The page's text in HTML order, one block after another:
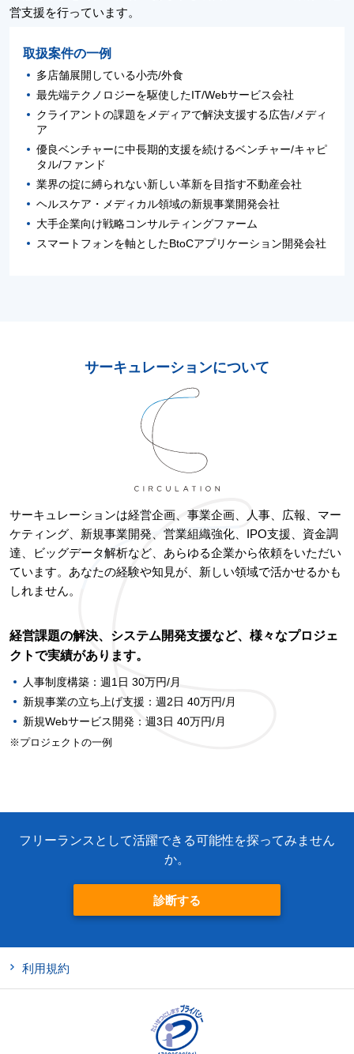
営支援を行っています。
取扱案件の一例
多店舗展開している小売/外食
最先端テクノロジーを駆使したIT/Webサービス会社
クライアントの課題をメディアで解決支援する広告/メディ
ア
優良ベンチャーに中長期的支援を続けるベンチャー/キャピ
タル/ファンド
業界の掟に縛られない新しい革新を目指す不動産会社
ヘルスケア・メディカル領域の新規事業開発会社
大手企業向け戦略コンサルティングファーム
スマートフォンを軸としたBtoCアプリケーション開発会社
サーキュレーションについて
サーキュレーションは経営企画、事業企画、人事、広報、マー
ケティング、新規事業開発、営業組織強化、IPO支援、資金調
達、ビッグデータ解析など、あらゆる企業から依頼をいただい
ています。あなたの経験や知見が、新しい領域で活かせるかも
しれません。
経営課題の解決、システム開発支援など、様々なプロジェ
クトで実績があります。
人事制度構築：週1日 30万円/月
新規事業の立ち上げ支援：週2日 40万円/月
新規Webサービス開発：週3日 40万円/月
※ プロジェクトの一例
フリーランスとして活躍できる可能性を探ってみません
か。
診断する
利用規約